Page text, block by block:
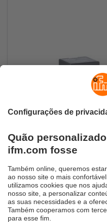
Controlo de motores
Relé CANopen de